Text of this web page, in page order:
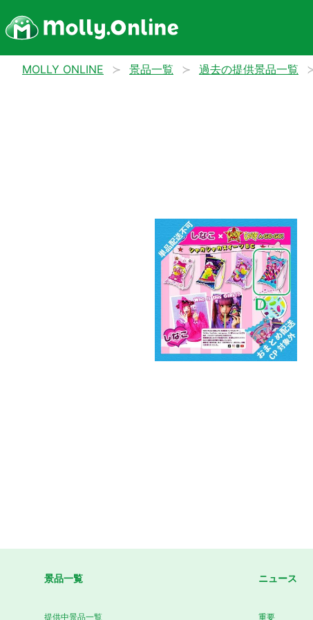
MOLLY ONLINE 景品一覧 過去の提供景品一覧
景品一覧
提供中景品一覧
ニュース
重要